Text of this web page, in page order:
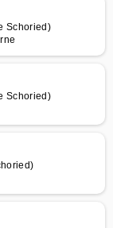
Schoried)
Schoried)